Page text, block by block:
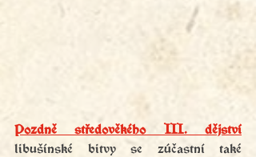
Pozdně středověkého III. dějství
libušínské bitvy se zúčastní také